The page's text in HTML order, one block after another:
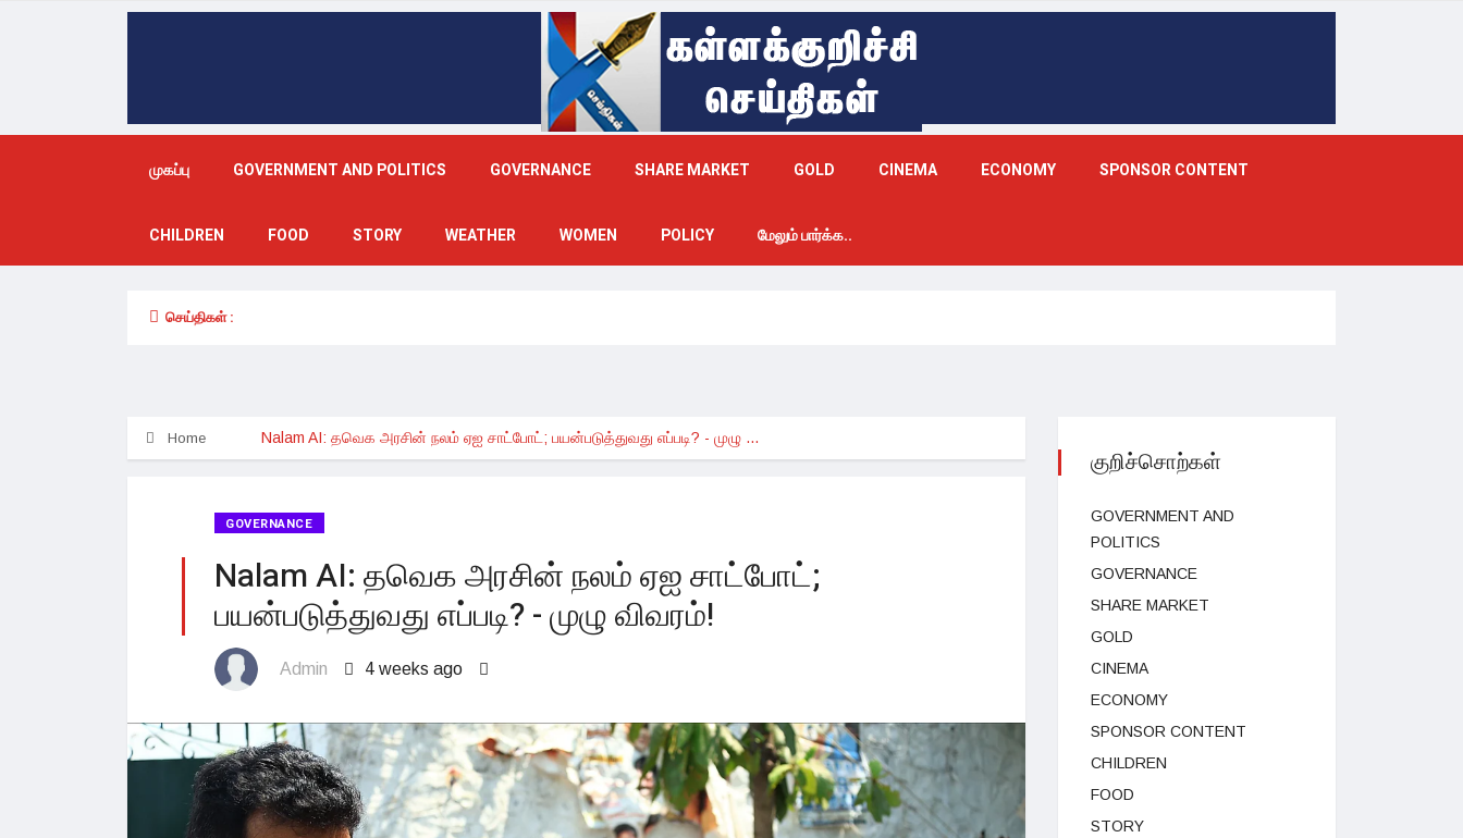
முகப்பு GOVERNMENT AND POLITICS GOVERNANCE SHARE MARKET GOLD CINEMA ECONOMY SPONSOR CONTENT
CHILDREN FOOD STORY WEATHER WOMEN POLICY மேலும் பார்க்க..
செய்திகள் :
Home Nalam AI: தவெக அரசின் நலம் ஏஐ சாட்போட்; பயன்படுத்துவது எப்படி? - முழு ...
GOVERNANCE
Nalam AI: தவெக அரசின் நலம் ஏஐ சாட்போட்;
பயன்படுத்துவது எப்படி? - முழு விவரம்!
Admin 4 weeks ago
குறிச்சொற்கள்
GOVERNMENT AND
POLITICS
GOVERNANCE
SHARE MARKET
GOLD
CINEMA
ECONOMY
SPONSOR CONTENT
CHILDREN
FOOD
STORY